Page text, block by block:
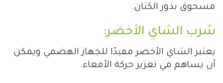
مسحوق بذور الكتان.
شرب الشاي الأخضر:
يعتبر الشاي الأخضر مفيدًا للجهاز الهضمي ويمكن
أن يساهم في تعزيز حركة الأمعاء.